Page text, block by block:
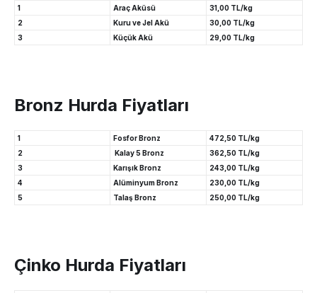
1 Araç Aküsü
31,00 TL/kg
2
Kuru ve Jel Akü
30,00 TL/kg
3
Küçük Akü 29,00 TL/kg
Bronz Hurda Fiyatları
1 Fosfor Bronz
472,50 TL/kg
2
Kalay 5 Bronz
362,50 TL/kg
3
Karışık Bronz
243,00 TL/kg
4
Alüminyum Bronz
230,00 TL/kg
5
Talaş Bronz 250,00 TL/kg
Çinko Hurda Fiyatları